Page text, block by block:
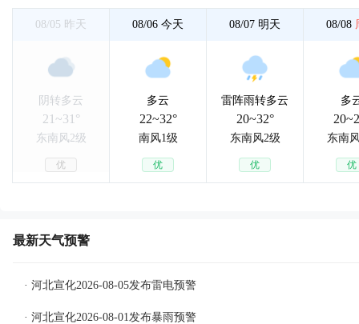
08/05 昨天
阴转多云
21~31°
东南风2级
优
08/06 今天
多云
22~32°
南风1级
优
08/07 明天
雷阵雨转多云
20~32°
东南风2级
优
08/08
多
东南
优
最新天气预警
· 河北宣化2026-08-05发布雷电预警
· 河北宣化2026-08-01发布暴雨预警